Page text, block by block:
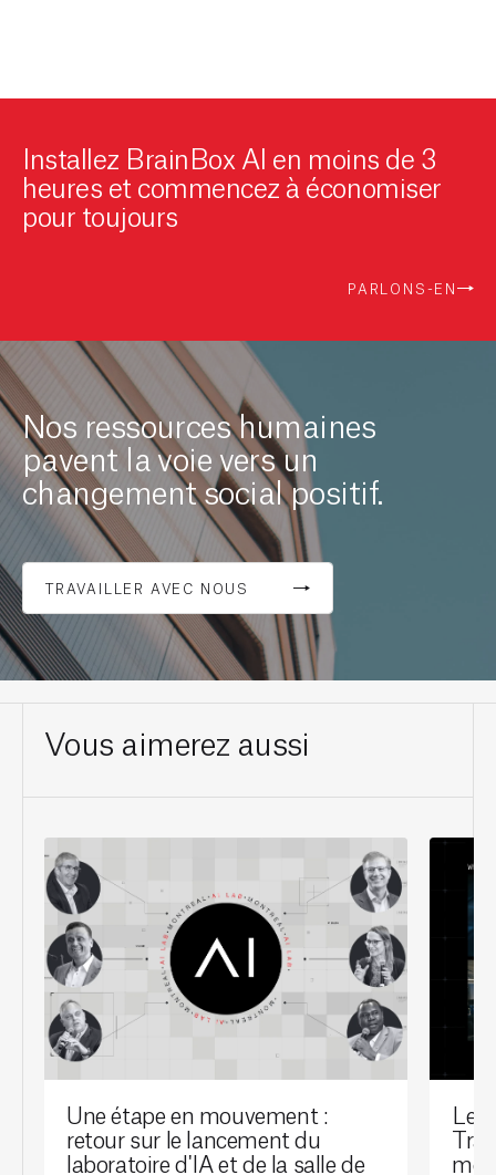
Installez BrainBox AI en moins de 3
heures et commencez à économiser
pour toujours
PARLONS-EN
Nos ressources humaines
pavent la voie vers un
changement social positif.
TRAVAILLER AVEC NOUS
Vous aimerez aussi
Une étape en mouvement :
retour sur le lancement du
laboratoire d'IA et de la salle de
Le